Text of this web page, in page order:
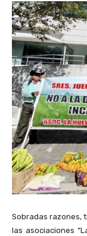
Sobradas razones,
las asociaciones